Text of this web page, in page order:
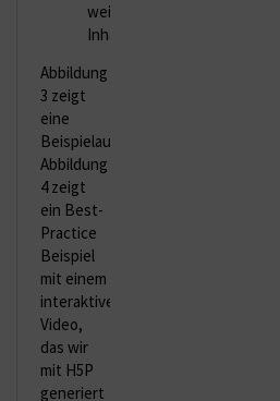
weiteren
Inhalten.
Abbildung
3 zeigt
eine
Beispielaufgabe,
Abbildung
4 zeigt
ein Best-
Practice
Beispiel
mit einem
interaktiven
Video,
das wir
mit H5P
generiert